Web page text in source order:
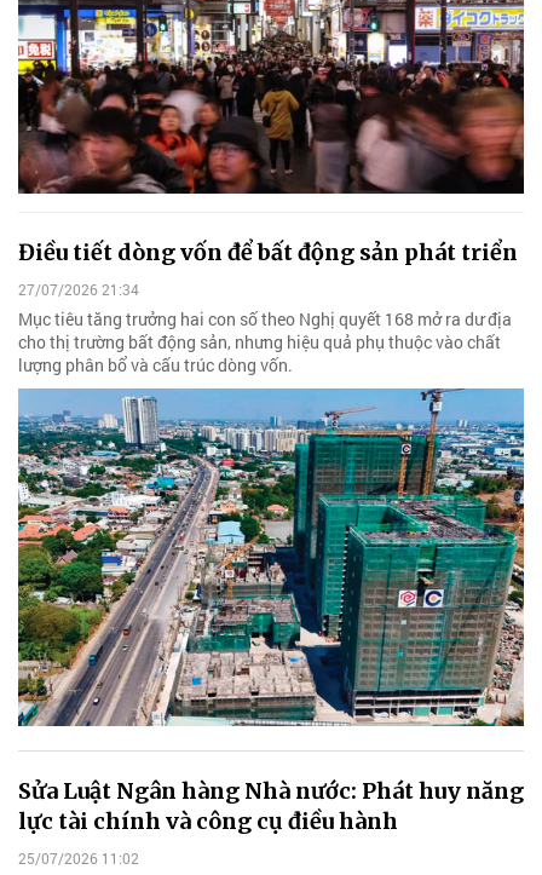
Điều tiết dòng vốn để bất động sản phát triển
27/07/2026 21:34
Mục tiêu tăng trưởng hai con số theo Nghị quyết 168 mở ra dư địa
cho thị trường bất động sản, nhưng hiệu quả phụ thuộc vào chất
lượng phân bổ và cấu trúc dòng vốn.
Sửa Luật Ngân hàng Nhà nước: Phát huy năng
lực tài chính và công cụ điều hành
25/07/2026 11:02